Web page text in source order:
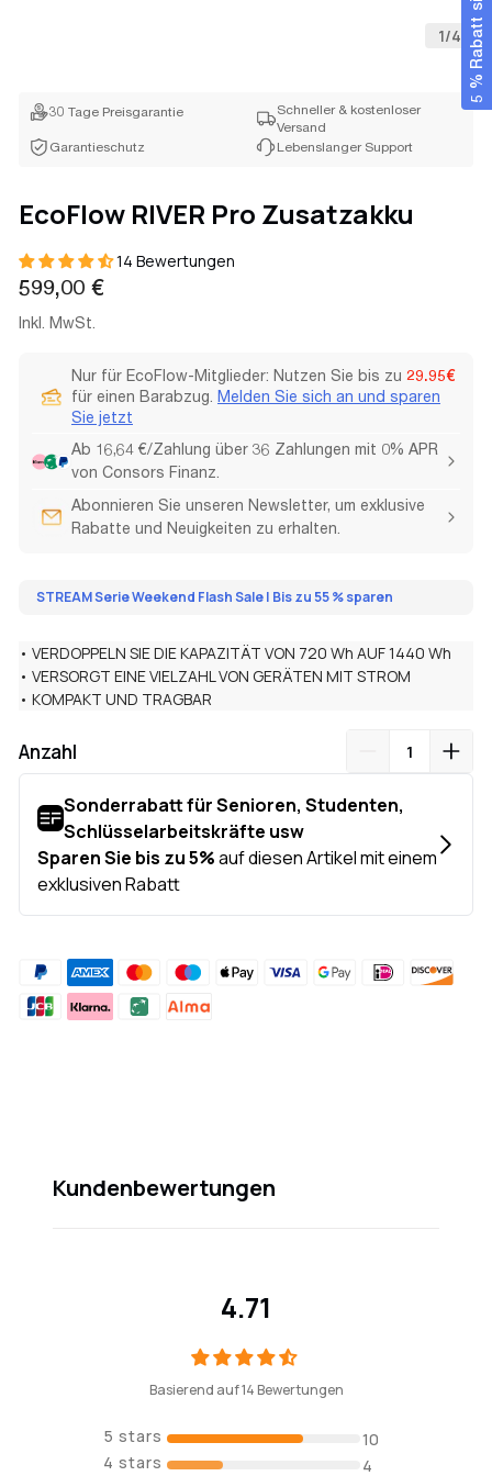
1/4
30 Tage Preisgarantie
Schneller & kostenloser
Versand
Garantieschutz
Lebenslanger Support
EcoFlow RIVER Pro Zusatzakku
14 Bewertungen
Regulärer
Preis
599,00 €
Inkl. MwSt.
Nur für EcoFlow-Mitglieder: Nutzen Sie bis zu 29.95€
für einen Barabzug. Melden Sie sich an und sparen
Sie jetzt
Ab 16,64 €/Zahlung über 36 Zahlungen mit 0% APR
von Consors Finanz.
Abonnieren Sie unseren Newsletter, um exklusive
Rabatte und Neuigkeiten zu erhalten.
STREAM Serie Weekend Flash Sale | Bis zu 55 % sparen
• VERDOPPELN SIE DIE KAPAZITÄT VON 720 Wh AUF 1440 Wh
• VERSORGT EINE VIELZAHL VON GERÄTEN MIT STROM
• KOMPAKT UND TRAGBAR
Anzahl
hinzufügen
Kundenbewertungen
4.71
Basierend auf 14 Bewertungen
10
4